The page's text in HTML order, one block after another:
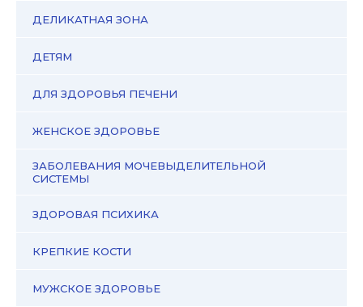
ДЕЛИКАТНАЯ ЗОНА
ДЕТЯМ
ДЛЯ ЗДОРОВЬЯ ПЕЧЕНИ
ЖЕНСКОЕ ЗДОРОВЬЕ
ЗАБОЛЕВАНИЯ МОЧЕВЫДЕЛИТЕЛЬНОЙ
СИСТЕМЫ
ЗДОРОВАЯ ПСИХИКА
КРЕПКИЕ КОСТИ
МУЖСКОЕ ЗДОРОВЬЕ